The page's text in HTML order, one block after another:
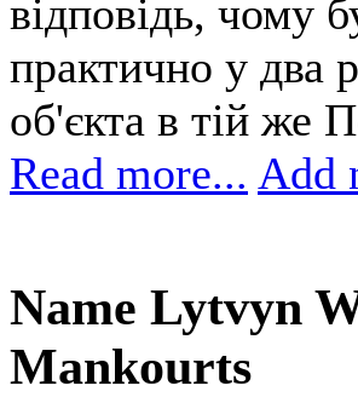
відповідь, чому
практично у два
об'єкта в тій же
Read more... Add
Name Lytvyn
Mankourts